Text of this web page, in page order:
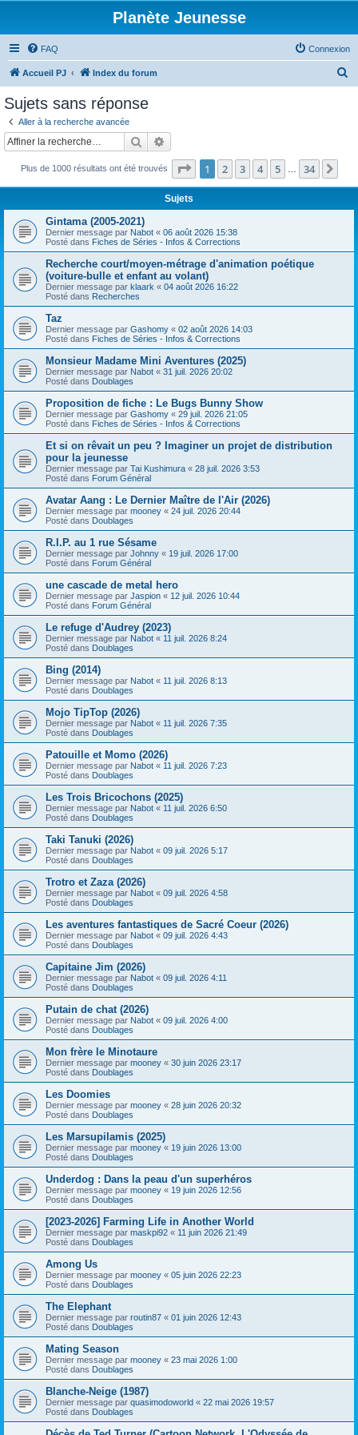
Planète Jeunesse
FAQ Connexion
Accueil PJ Index du forum
c
Sujets sans réponse
Aller à la recherche avancée
Rechercher
Plus de 1000 résultats ont été trouvés Page 1sur34
1 2 3 4 5 34
Sujets
Gintama (2005-2021)
Dernier message par Nabot « 06 août 2026 15:38
Posté dans Fiches de Séries - Infos & Corrections
Recherche court/moyen-métrage d'animation poétique
(voiture-bulle et enfant au volant)
Dernier message par klaark « 04 août 2026 16:22
Posté dans Recherches
Taz
Dernier message par Gashomy « 02 août 2026 14:03
Posté dans Fiches de Séries - Infos & Corrections
Monsieur Madame Mini Aventures (2025)
Dernier message par Nabot « 31 juil. 2026 20:02
Posté dans Doublages
Proposition de fiche : Le Bugs Bunny Show
Dernier message par Gashomy « 29 juil. 2026 21:05
Posté dans Fiches de Séries - Infos & Corrections
Et si on rêvait un peu ? Imaginer un projet de distribution
pour la jeunesse
Dernier message par Tai Kushimura « 28 juil. 2026 3:53
Posté dans Forum Général
Avatar Aang : Le Dernier Maître de l'Air (2026)
Dernier message par mooney « 24 juil. 2026 20:44
Posté dans Doublages
R.I.P. au 1 rue Sésame
Dernier message par Johnny « 19 juil. 2026 17:00
Posté dans Forum Général
une cascade de metal hero
Dernier message par Jaspion « 12 juil. 2026 10:44
Posté dans Forum Général
Le refuge d'Audrey (2023)
Dernier message par Nabot « 11 juil. 2026 8:24
Posté dans Doublages
Bing (2014)
Dernier message par Nabot « 11 juil. 2026 8:13
Posté dans Doublages
Mojo TipTop (2026)
Dernier message par Nabot « 11 juil. 2026 7:35
Posté dans Doublages
Patouille et Momo (2026)
Dernier message par Nabot « 11 juil. 2026 7:23
Posté dans Doublages
Les Trois Bricochons (2025)
Dernier message par Nabot « 11 juil. 2026 6:50
Posté dans Doublages
Taki Tanuki (2026)
Dernier message par Nabot « 09 juil. 2026 5:17
Posté dans Doublages
Trotro et Zaza (2026)
Dernier message par Nabot « 09 juil. 2026 4:58
Posté dans Doublages
Les aventures fantastiques de Sacré Coeur (2026)
Dernier message par Nabot « 09 juil. 2026 4:43
Posté dans Doublages
Capitaine Jim (2026)
Dernier message par Nabot « 09 juil. 2026 4:11
Posté dans Doublages
Putain de chat (2026)
Dernier message par Nabot « 09 juil. 2026 4:00
Posté dans Doublages
Mon frère le Minotaure
Dernier message par mooney « 30 juin 2026 23:17
Posté dans Doublages
Les Doomies
Dernier message par mooney « 28 juin 2026 20:32
Posté dans Doublages
Les Marsupilamis (2025)
Dernier message par mooney « 19 juin 2026 13:00
Posté dans Doublages
Underdog : Dans la peau d'un superhéros
Dernier message par mooney « 19 juin 2026 12:56
Posté dans Doublages
[2023-2026] Farming Life in Another World
Dernier message par maskpi92 « 11 juin 2026 21:49
Posté dans Doublages
Among Us
Dernier message par mooney « 05 juin 2026 22:23
Posté dans Doublages
The Elephant
Dernier message par routin87 « 01 juin 2026 12:43
Posté dans Doublages
Mating Season
Dernier message par mooney « 23 mai 2026 1:00
Posté dans Doublages
Blanche-Neige (1987)
Dernier message par quasimodoworld « 22 mai 2026 19:57
Posté dans Doublages